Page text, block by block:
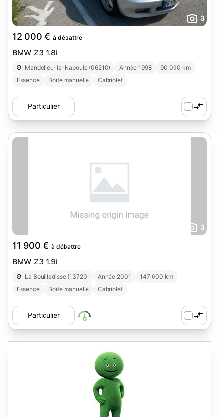
3
12 000 € à débattre
BMW Z3 1.8i
Mandelieu-la-Napoule (06210) Année 1998
90 000 km
Essence
Boîte manuelle Cabriolet
Particulier
3
11 900 € à débattre
BMW Z3 1.9i
La Bouilladisse (13720) Année 2001
147 000 km
Essence
Boîte manuelle Cabriolet
Particulier